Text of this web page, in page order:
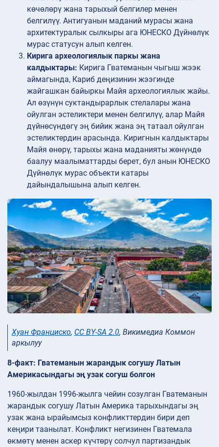
көчөлөрү жана тарыхый белгилер менен
белгилүү. Антигуанын маданий мурасы жана
архитектуралык сылкыры ага ЮНЕСКО Дүйнөлүк
мурас статусун алып келген.
Кирига археологиялык паркы жана
калдыктары: Кирига Гватеманын чыгыш жээк
аймагында, Кариб деңизинин жээгинде
жайгашкан байыркы Майя археологиялык жайы.
Ал өзүнүн суктандырарлык стелалары жана
ойулган эстеликтери менен белгилүү, алар Майя
дүйнөсүндөгү эң бийик жана эң татаал ойулган
эстеликтердин арасында. Киригнын калдыктары
Майя өнөрү, тарыхы жана маданияты жөнүндө
баалуу маалыматтарды берет, бул анын ЮНЕСКО
Дүйнөлүк мурас объекти катары
дайындалышына алып келген.
Хуан Франциско, CC BY-SA 2.0, Викимедиа Коммон
аркылуу
8-факт: Гватеманын жарандык согушу Латын
Америкасындагы эң узак согуш болгон
1960-жылдан 1996-жылга чейин созулган Гватеманын
жарандык согушу Латын Америка тарыхындагы эң
узак жана ырайымсыз конфликттердин бири деп
кеңири таанылат. Конфликт негизинен Гватемала
өкмөтү менен аскер күчтөрү солчул партизандык